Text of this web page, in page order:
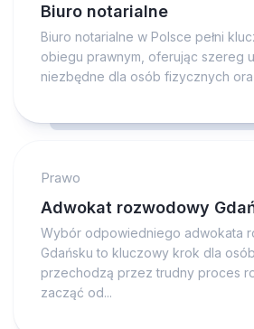
Biuro notarialne
Biuro notarialne w Polsce pełni
obiegu prawnym, oferując szereg
niezbędne dla osób fizycznych
Prawo
Adwokat rozwodowy
Wybór odpowiedniego adwokata
Gdańsku to kluczowy krok dla
przechodzą przez trudny proces
zacząć od...